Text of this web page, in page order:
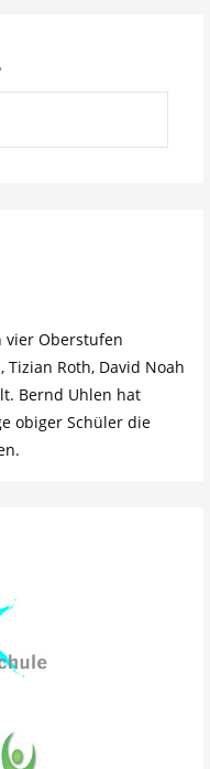
vier Oberstufen
Roth, David Noah
Bernd Uhlen hat
obiger Schüler die